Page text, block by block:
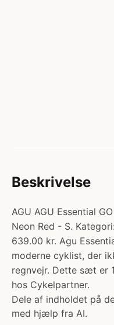
Beskrivelse
AGU AGU Essential
Neon Red - S.
639.00 kr. Agu
moderne cyklist, der
regnvejr. Dette sæt er
hos Cykelpartner.
Dele af indholdet på
med hjælp fra AI.